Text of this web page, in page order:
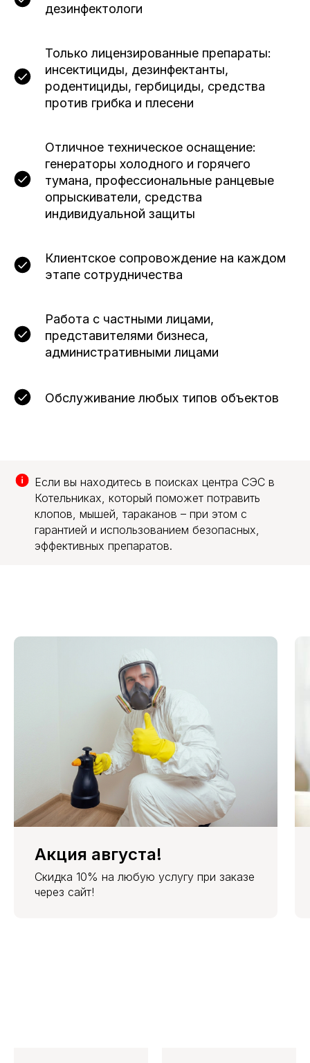
дезинфектологи
Только лицензированные препараты:
инсектициды, дезинфектанты,
родентициды, гербициды, средства
против грибка и плесени
Отличное техническое оснащение:
генераторы холодного и горячего
тумана, профессиональные ранцевые
опрыскиватели, средства
индивидуальной защиты
Клиентское сопровождение на каждом
этапе сотрудничества
Работа с частными лицами,
представителями бизнеса,
административными лицами
Обслуживание любых типов объектов
Если вы находитесь в поисках центра СЭС в
Котельниках, который поможет потравить
клопов, мышей, тараканов – при этом с
гарантией и использованием безопасных,
эффективных препаратов.
Акция августа!
Скидка 10% на любую услугу при заказе
через сайт!